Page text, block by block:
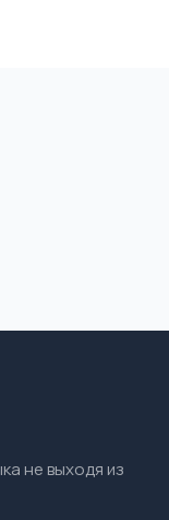
не выходя из